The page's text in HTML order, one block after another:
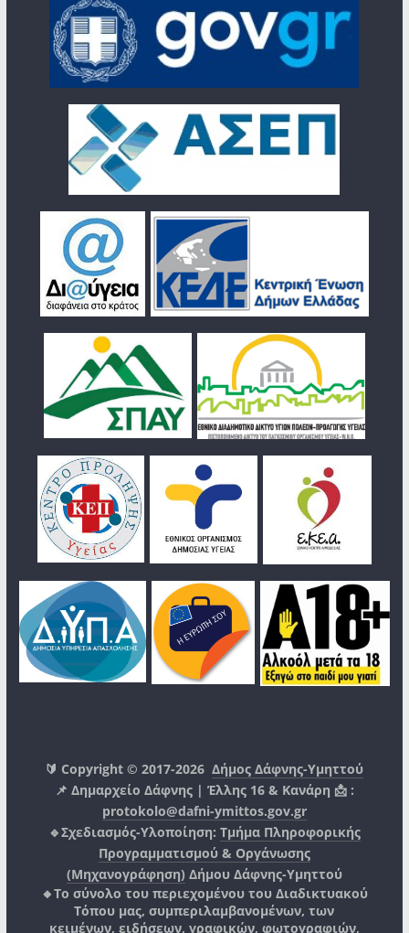
🔰 Copyright © 2017-2026Δήμος Δάφνης-Υμηττού
📌 Δημαρχείο Δάφνης | Έλλης 16 & Κανάρη 📩 :
protokolo@dafni-ymittos.gov.gr
🔹Σχεδιασμός-Υλοποίηση: Τμήμα Πληροφορικής
Προγραμματισμού & Οργάνωσης
(Μηχανογράφηση) Δήμου Δάφνης-Υμηττού
🔸Το σύνολο του περιεχομένου του Διαδικτυακού
Τόπου μας, συμπεριλαμβανομένων, των
κειμένων, ειδήσεων, γραφικών, φωτογραφιών,